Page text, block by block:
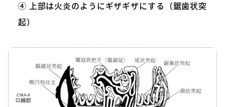
④ 上部は火炎のようにギザギザにする（鋸歯状突
起）